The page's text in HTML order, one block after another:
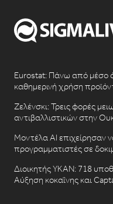
Eurostat: Πάνω από μέσο
καθημερινή χρήση
Ζελένσκι: Τρεις φορές
αντιβαλλιστικών στην
Μοντέλα AI επιχείρησαν
προγραμματιστές σε
Διοικητής ΥΚΑΝ: 718
Αύξηση κοκαΐνης και